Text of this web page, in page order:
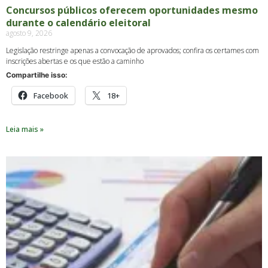
Concursos públicos oferecem oportunidades mesmo
durante o calendário eleitoral
agosto 9, 2026
Legislação restringe apenas a convocação de aprovados; confira os certames com
inscrições abertas e os que estão a caminho
Compartilhe isso:
Facebook 18+
Leia mais »